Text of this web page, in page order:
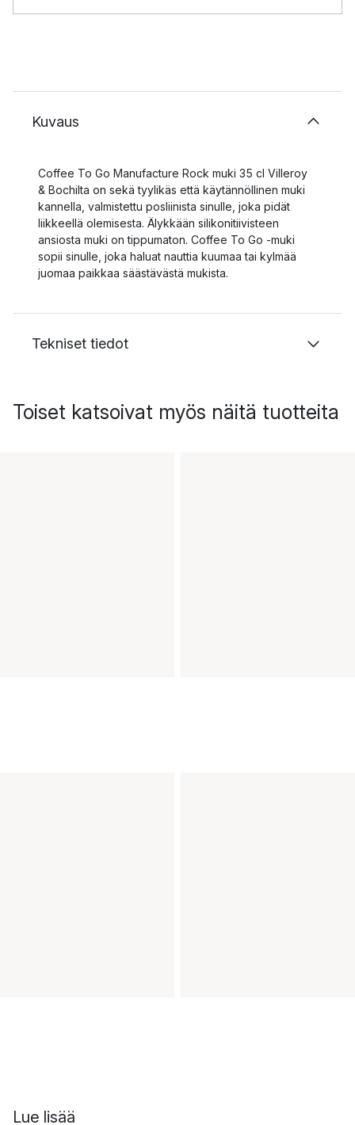
Kuvaus
Coffee To Go Manufacture Rock muki 35 cl Villeroy
& Bochilta on sekä tyylikäs että käytännöllinen muki
kannella, valmistettu posliinista sinulle, joka pidät
liikkeellä olemisesta. Älykkään silikonitiivisteen
ansiosta muki on tippumaton. Coffee To Go -muki
sopii sinulle, joka haluat nauttia kuumaa tai kylmää
juomaa paikkaa säästävästä mukista.
Tekniset tiedot
Toiset katsoivat myös näitä tuotteita
Lue lisää